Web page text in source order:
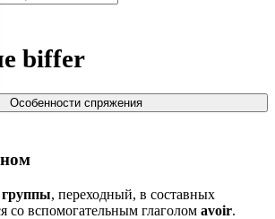
biffer
Особенности спряжения
группы, переходный, в составных
со вспомогательным глаголом avoir.